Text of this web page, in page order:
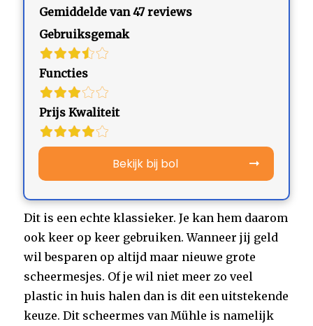
Gemiddelde van 47 reviews
Gebruiksgemak
Functies
Prijs Kwaliteit
Bekijk bij bol
Dit is een echte klassieker. Je kan hem daarom
ook keer op keer gebruiken. Wanneer jij geld
wil besparen op altijd maar nieuwe grote
scheermesjes. Of je wil niet meer zo veel
plastic in huis halen dan is dit een uitstekende
keuze. Dit scheermes van Mühle is namelijk